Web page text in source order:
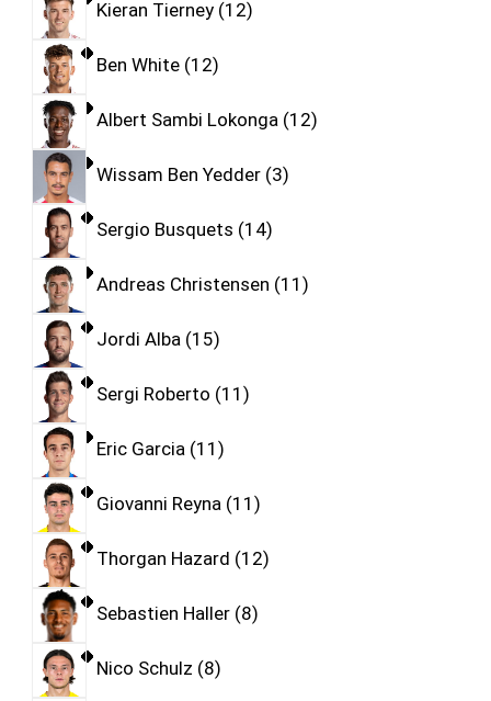
Kieran Tierney 12
Ben White 12
Albert Sambi Lokonga 12
Wissam Ben Yedder 3
Sergio Busquets 14
Andreas Christensen 11
Jordi Alba 15
Sergi Roberto 11
Eric Garcia 11
Giovanni Reyna 11
Thorgan Hazard 12
Sebastien Haller 8
Nico Schulz 8